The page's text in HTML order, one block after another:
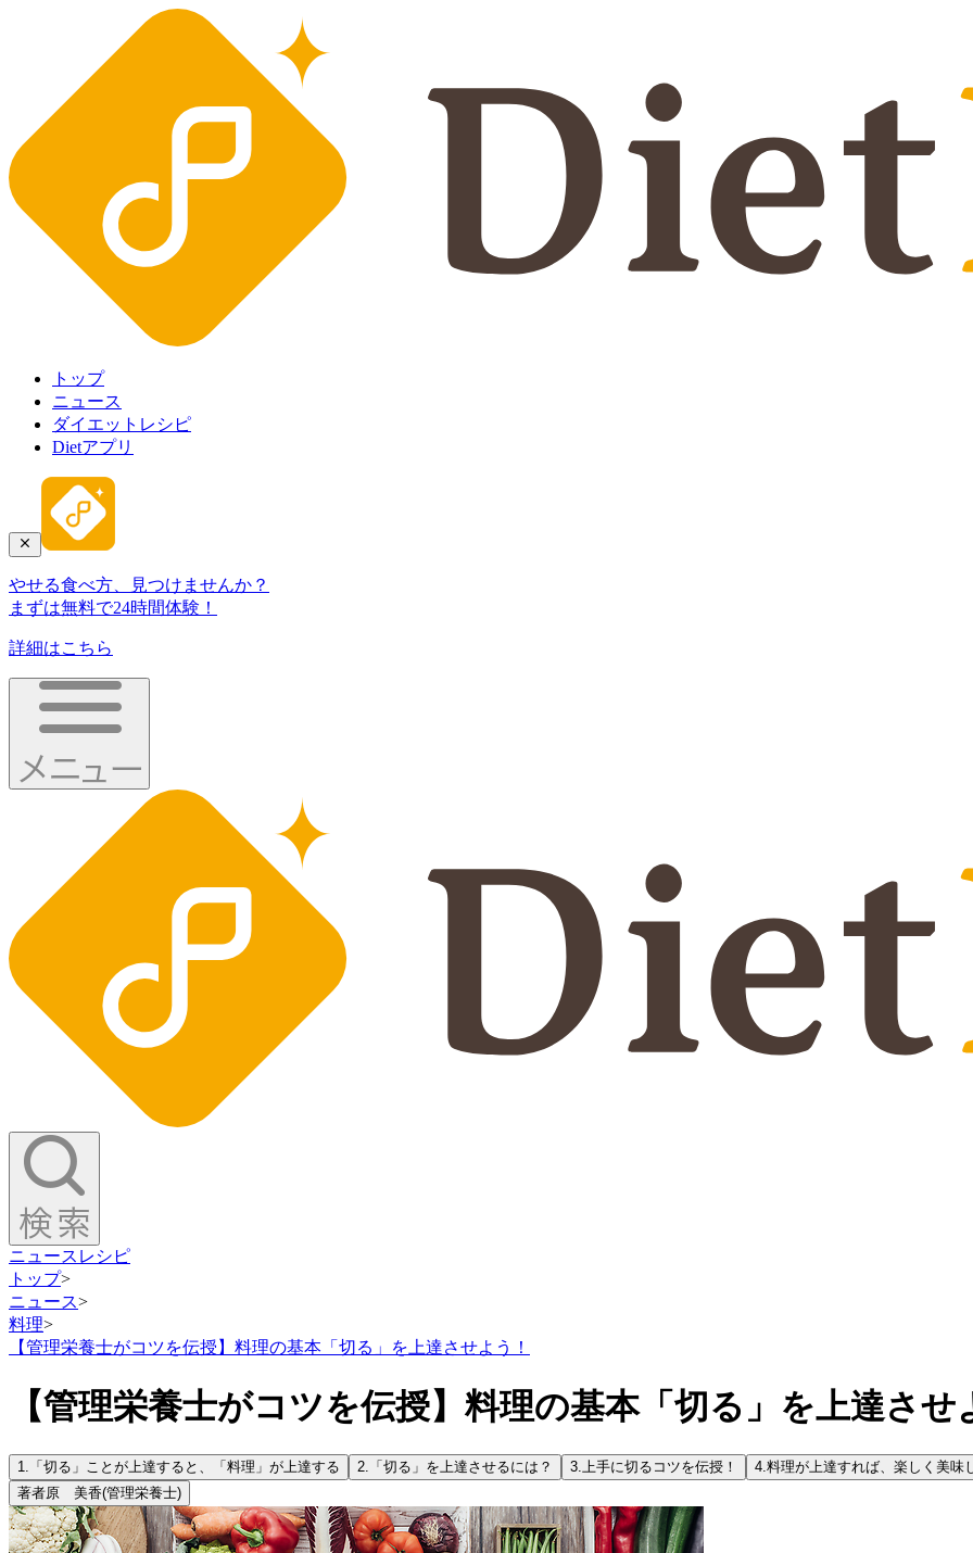
トップ
ニュース
ダイエットレシピ
Dietアプリ
やせる食べ方、見つけませんか？
まずは無料で24時間体験！
詳細はこちら
ニュース レシピ
トップ>
ニュース>
料理>
【管理栄養士がコツを伝授】料理の基本「切る」を上達させよう！
【管理栄養士がコツを伝授】料理の基本「切る」を上達させ
1. 「切る」ことが上達すると、「料理」が上達する 2. 「切る」を上達させるには？ 3.上手に切るコツを伝授！ 4.料理が上達すれば、楽しく美味
著者原 美香(管理栄養士)